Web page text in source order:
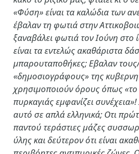
«Φύση» είναι τα καλώδια των
έβαλαν τη φωτιά στην
ξαναβάλει φωτιά τον Ιούνη στο
είναι τα εντελώς ακαθάριστα
μπαρουταποθήκες; Εβαλαν τους/
«δημοσιογράφους» της
χρησιμοποιούν όρους όπως
πυρκαγιάς εμφανίζει συνέχεια»!
αυτό σε απλά ελληνικά; Οτι
παντού τεράστιες μάζες
ύλης και δεύτερον ότι είναι